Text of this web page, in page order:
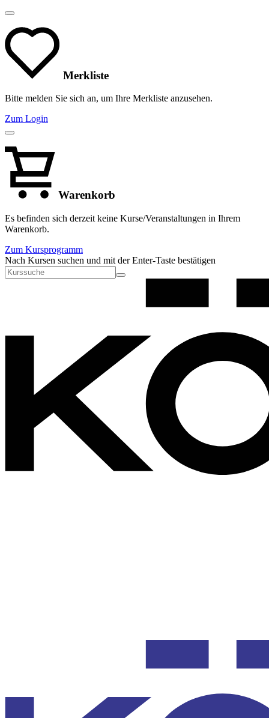
Merkliste
Bitte melden Sie sich an, um Ihre Merkliste anzusehen.
Zum Login
Warenkorb
Es befinden sich derzeit keine Kurse/Veranstaltungen in Ihrem
Warenkorb.
Zum Kursprogramm
Nach Kursen suchen und mit der Enter-Taste bestätigen